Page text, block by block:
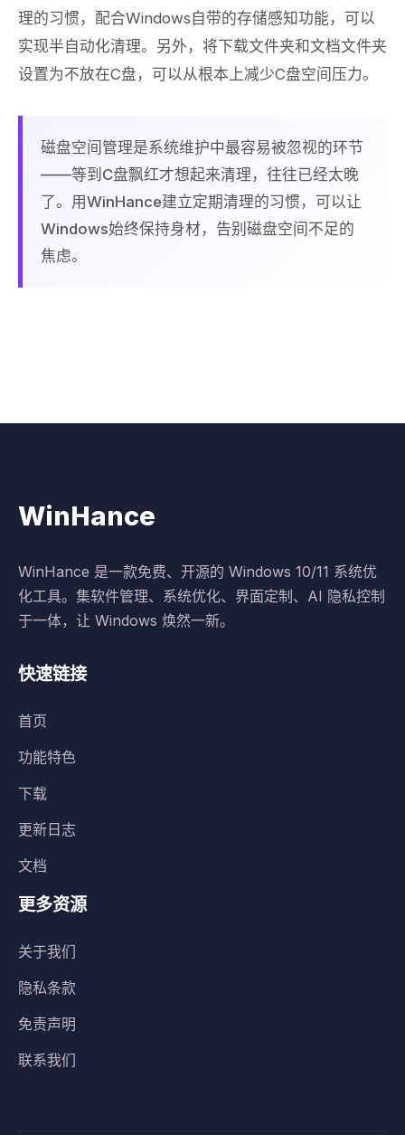
理的习惯，配合Windows自带的存储感知功能，可以
实现半自动化清理。另外，将下载文件夹和文档文件夹
设置为不放在C盘，可以从根本上减少C盘空间压力。
磁盘空间管理是系统维护中最容易被忽视的环节
——等到C盘飘红才想起来清理，往往已经太晚
了。用WinHance建立定期清理的习惯，可以让
Windows始终保持身材，告别磁盘空间不足的
焦虑。
WinHance
WinHance 是一款免费、开源的 Windows 10/11 系统优
化工具。集软件管理、系统优化、界面定制、AI 隐私控制
于一体，让 Windows 焕然一新。
快速链接
首页
功能特色
下载
更新日志
文档
更多资源
关于我们
隐私条款
免责声明
联系我们